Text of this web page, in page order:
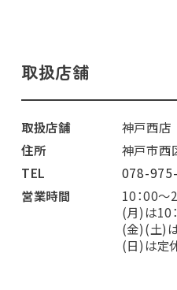
取扱店舗
取扱店舗
神戸西店
住所
神戸市西
TEL
078-
営業時間
10：00～
(月)は10
(金)(土)
(日)は定休